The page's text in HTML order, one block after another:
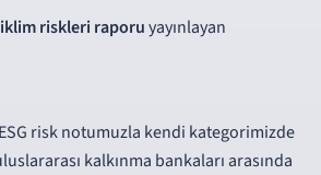
iklim riskleri raporuyayınlayan
risk notumuzla kendi kategorimizde
kalkınma bankaları arasında